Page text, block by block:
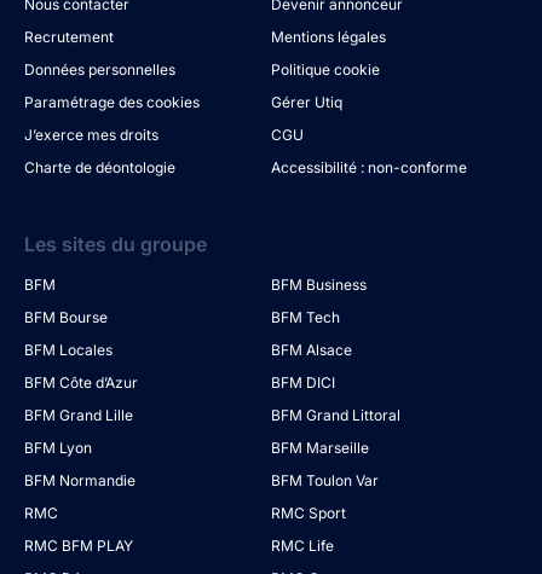
Nous contacter
Devenir annonceur
Recrutement
Mentions légales
Données personnelles
Politique cookie
Paramétrage des cookies
Gérer Utiq
J’exerce mes droits
CGU
Charte de déontologie
Accessibilité : non-conforme
Les sites du groupe
BFM
BFM Business
BFM Bourse
BFM Tech
BFM Locales
BFM Alsace
BFM Côte d’Azur
BFM DICI
BFM Grand Lille
BFM Grand Littoral
BFM Lyon
BFM Marseille
BFM Normandie
BFM Toulon Var
RMC
RMC Sport
RMC BFM PLAY
RMC Life